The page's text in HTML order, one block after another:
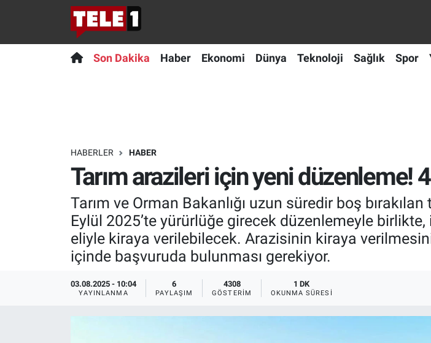
Son Dakika Haber Ekonomi Dünya Teknoloji Sağlık Spor
HABERLER HABER
Tarım arazileri için yeni düzenleme!
Tarım ve Orman Bakanlığı uzun süredir boş
Eylül 2025’te yürürlüğe girecek düzenlemeyle
eliyle kiraya verilebilecek. Arazisinin kiraya
içinde başvuruda bulunması gerekiyor.
03.08.2025 - 10:04
YAYINLANMA
6
PAYLAŞIM
4308
GÖSTERIM
1 DK
OKUNMA SÜRESI
Anında Manşet
Bilim ve Teknoloji Evreni
Doğa Konuşuyor
Ege Saati
Ege'den Esintiler
Son Dakika
Teknoloji
Yayın Akışı
Nöbetçi Eczaneler
Süper Lig Puan Durumu ve Fikstür
Tüm Manşetler
Son Dakika Haberleri
Haber Arşivi